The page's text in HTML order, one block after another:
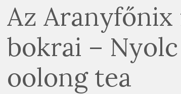
Az Aranyfőnix
bokrai –
oolong tea